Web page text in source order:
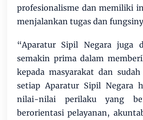
profesionalisme dan memiliki
menjalankan tugas dan
“Aparatur Sipil Negara juga
semakin prima dalam
kepada masyarakat dan
setiap Aparatur Sipil Negara
nilai-nilai perilaku yang
berorientasi pelayanan,